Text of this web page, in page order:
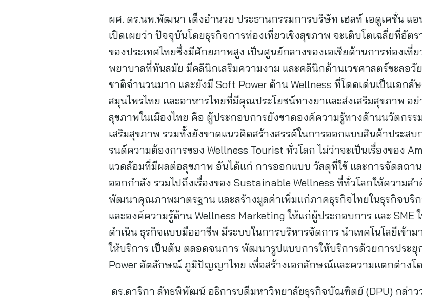
ผศ. ดร.นพ.พัฒนา เต็งอำนวย ประธานกรรมการบริษัท เฮลท์ เอดูเคชั่น แ
เปิดเผยว่า ปัจจุบันโดยธุรกิจการท่องเที่ยวเชิงสุขภาพ จะเติบโตเฉลี่ยที่อัต
ของประเทศไทยซึ่งมีศักยภาพสูง เป็นศูนย์กลางของเอเชียด้านการท่องเที่ย
พยาบาลที่ทันสมัย มีคลินิกเสริมความงาม และคลินิกด้านเวชศาสตร์ชะลอ
ชาติจำนวนมาก และยังมี Soft Power ด้าน Wellness ที่โดดเด่นเป็นเอก
สมุนไพรไทย และอาหารไทยที่มีคุณประโยชน์ทางยาและส่งเสริมสุขภาพ
สุขภาพในเมืองไทย คือ ผู้ประกอบการยังขาดองค์ความรู้ทางด้านนวัตกรร
เสริมสุขภาพ รวมทั้งยังขาดแนวคิดสร้างสรรค์ในการออกแบบสินค้าประส
รนด์ความต้องการของ Wellness Tourist ทั่วโลก ไม่ว่าจะเป็นเรื่องของ
แวดล้อมที่มีผลต่อสุขภาพ อันได้แก่ การออกแบบ วัสดุที่ใช้ และการจัดสถา
ออกกำลัง รวมไปถึงเรื่องของ Sustainable Wellness ที่ทั่วโลกให้ความ
พัฒนาคุณภาพมาตรฐาน และสร้างมูลค่าเพิ่มแก่ภาคธุรกิจไทยในธุรกิจบ
และองค์ความรู้ด้าน Wellness Marketing ให้แก่ผู้ประกอบการ และ SME
ดำเนิน ธุรกิจแบบมืออาชีพ มีระบบในการบริหารจัดการ นำเทคโนโลยีเข้า
ให้บริการ เป็นต้น ตลอดจนการ พัฒนารูปแบบการให้บริการด้วยการประยุ
Power อัตลักษณ์ ภูมิปัญญาไทย เพื่อสร้างเอกลักษณ์และความแตกต่างโ
ดร.ดาริกา ลัทธพิพัฒน์ อธิการบดีมหาวิทยาลัยธุรกิจบัณฑิตย์ (DPU) กล่าว